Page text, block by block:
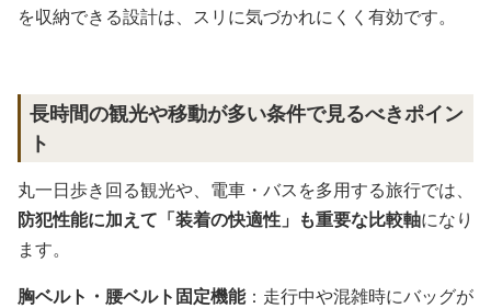
を収納できる設計は、スリに気づかれにくく有効です。
長時間の観光や移動が多い条件で見るべきポイン
ト
丸一日歩き回る観光や、電車・バスを多用する旅行では、
防犯性能に加えて「装着の快適性」も重要な比較軸になり
ます。
胸ベルト・腰ベルト固定機能：走行中や混雑時にバッグが